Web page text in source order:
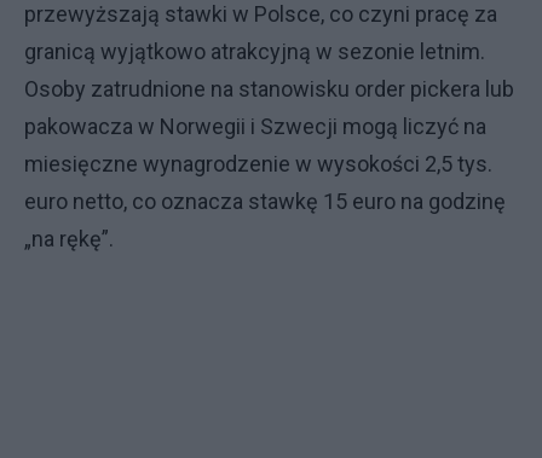
przewyższają stawki w Polsce, co czyni pracę za
granicą wyjątkowo atrakcyjną w sezonie letnim.
Osoby zatrudnione na stanowisku order pickera lub
pakowacza w Norwegii i Szwecji mogą liczyć na
miesięczne wynagrodzenie w wysokości 2,5 tys.
euro netto, co oznacza stawkę 15 euro na godzinę
„na rękę”.